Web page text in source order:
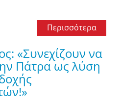
Περισσότερα
«Συνεχίζουν να
Πάτρα ως λύση